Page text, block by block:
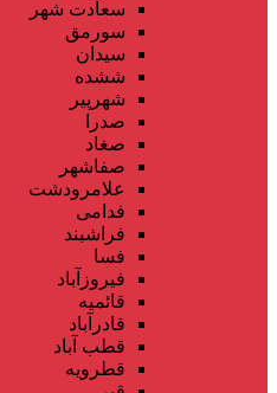
سعادت شهر
سورمق
سیدان
ششده
شهرپیر
صدرا
صغاد
صفاشهر
علامرودشت
فدامی
فراشبند
فسا
فیروزآباد
قائمیه
قادرآباد
قطب آباد
قطرویه